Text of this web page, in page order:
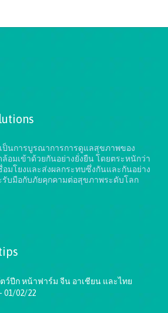
ป็นการบูรณาการการดูแลสุขภาพของ
อมเข้าด้วยกันอย่างยั่งยืนโดยตระหนักว่า
มโยงและส่งผลกระทบซึ่งกันและกันอย่าง
รับมือกับภัยคุกคามต่อสุขภาพระดับโลก
ว์ปีก หน้าฟาร์ม จีน อาเชียน และไทย
01/02/22